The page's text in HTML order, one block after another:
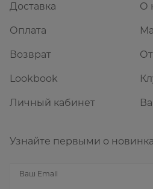
Доставка
Оплата
Возврат
Lookbook
Личный кабинет
О
Узнайте первыми о
Ваш Email